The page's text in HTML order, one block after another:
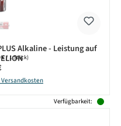
Alkaline - Leistung auf
€ / 1 Stück)
Preis:
Versandkosten
Verfügbarkeit: